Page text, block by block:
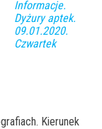
Informacje.
Dyżury aptek.
09.01.2020.
Czwartek
Kierunek